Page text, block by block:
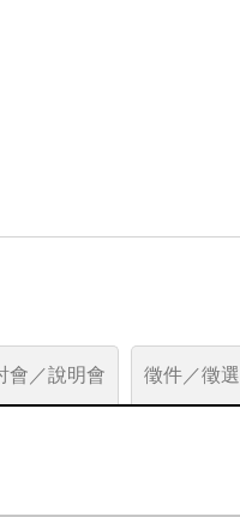
會／說明會 徵件／徵選